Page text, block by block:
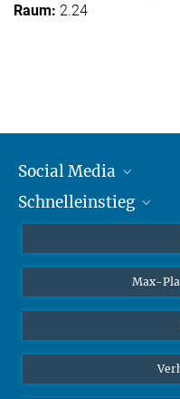
2.24
Social Media
Mastodon
Schnelleinstieg
Schüler*innen
Öffentlichkeit
Alumnae | Alumni
Max-